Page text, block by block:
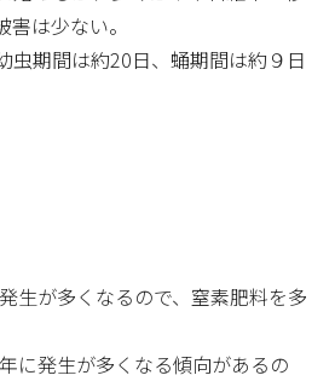
は少ない。
虫期間は約20日、蛹期間は約９日
生が多くなるので、窒素肥料を多
に発生が多くなる傾向があるの